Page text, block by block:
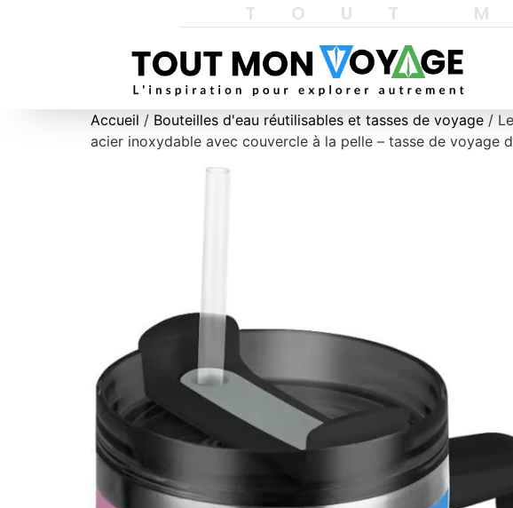
TOUT
Accueil / Bouteilles d'eau réutilisables et tasses de voyage /
acier inoxydable avec couvercle à la pelle – tasse de voyage